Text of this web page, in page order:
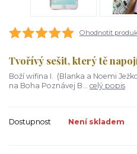
Ohodnotit
Tvořívý sešit, který tě
Boží wifina I. (Blanka a Noemi
na Boha Poznávej B... celý popis
Dostupnost Není skladem